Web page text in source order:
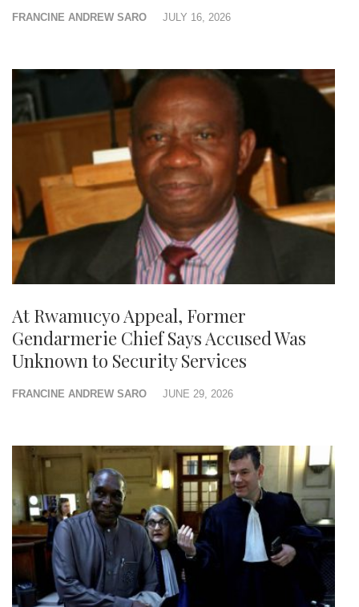
FRANCINE ANDREW SARO JULY 16, 2026
At Rwamucyo Appeal, Former
Gendarmerie Chief Says Accused Was
Unknown to Security Services
FRANCINE ANDREW SARO JUNE 29, 2026